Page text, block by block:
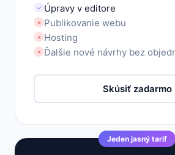
✓ Úpravy v editore
× Publikovanie webu
× Hosting
× Ďalšie nové návrhy bez
Skúsiť zadarmo
Jeden jasný tarif